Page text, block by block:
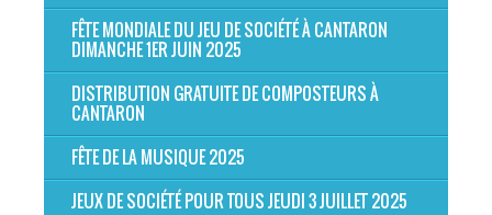
FÊTE MONDIALE DU JEU DE SOCIÉTÉ À CANTARON
DIMANCHE 1ER JUIN 2025
DISTRIBUTION GRATUITE DE COMPOSTEURS À
CANTARON
FÊTE DE LA MUSIQUE 2025
JEUX DE SOCIÉTÉ POUR TOUS JEUDI 3 JUILLET 2025